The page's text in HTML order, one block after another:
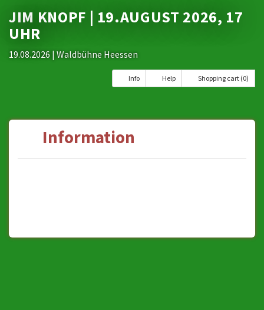
JIM KNOPF | 19.AUGUST 2026, 17
UHR
19.08.2026 | Waldbühne Heessen
Info Help Shopping cart (0)
Information